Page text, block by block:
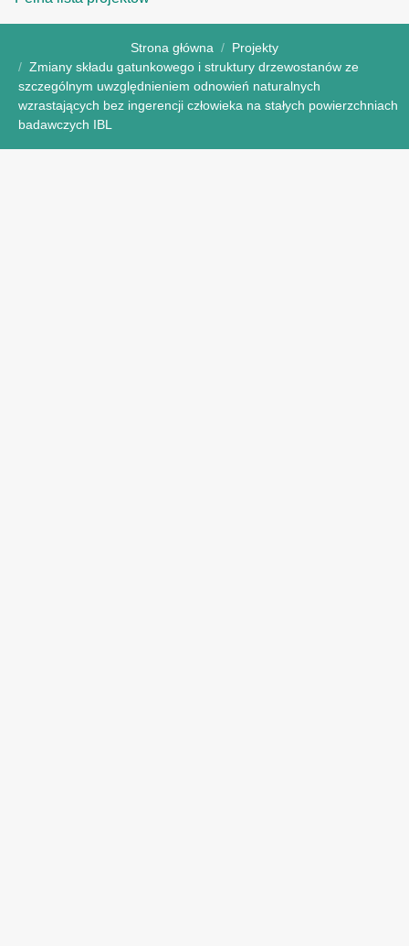
Strona główna
Projekty
Zmiany składu gatunkowego i struktury drzewostanów ze
szczególnym uwzględnieniem odnowień naturalnych
wzrastających bez ingerencji człowieka na stałych powierzchniach
badawczych IBL